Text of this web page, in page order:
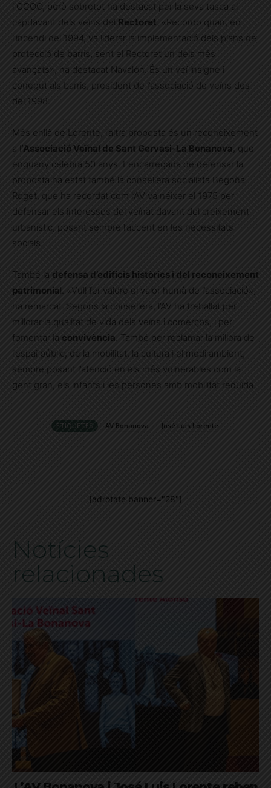
i CCOO, però sobretot ha destacat per la seva tasca al
capdavant dels veïns del
Rectoret . «Recordo quan, en
l’incendi del 1994, va liderar la implementació dels plans de
protecció de barris, sent el Rectoret un dels més
avançats», ha destacat Navalón. És un veí insigne i
conegut als barris, president de l’associació de veïns des
del 1998.
Més enllà de Lorente, l’altra proposta és un reconeixement
a l‘Associació Veïnal de Sant Gervasi-La Bonanova, que
enguany celebra 50 anys. L’encarregada de defensar la
proposta ha estat també la consellera socialista Begoña
Roget, que ha recordat com l’AV va néixer el 1975 per
defensar els interessos del veïnat davant del creixement
urbanístic, posant sempre l’accent en les necessitats
socials.
També la defensa d’edificis històrics i del reconeixement
patrimonial. «Vull fer valdre el valor humà de l’associació»,
ha remarcat. Segons la consellera, l’AV ha treballat per
millorar la qualitat de vida dels veïns i comerços, i per
fomentar la convivència. També per reclamar la millora de
l’espai públic, de la mobilitat, la cultura i el medi ambient,
sempre posant l’atenció en els més vulnerables com la
gent gran, els infants i les persones amb mobilitat reduïda.
ETIQUETES AV Bonanova José Luis Lorente
[adrotate banner="28"]
Notícies
relacionades